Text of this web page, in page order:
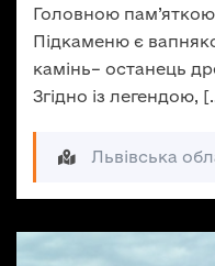
Головною пам’яткою
Підкаменю є
камінь– останець
Згідно із легендою,
Львівська